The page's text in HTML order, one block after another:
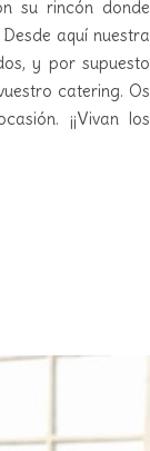
su rincón donde
aquí nuestra
y por supuesto
catering. Os
¡¡Vivan los